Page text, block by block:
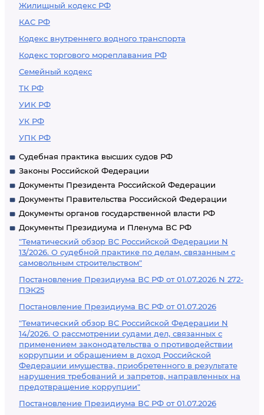
Жилищный кодекс РФ
КАС РФ
Кодекс внутреннего водного транспорта
Кодекс торгового мореплавания РФ
Семейный кодекс
ТК РФ
УИК РФ
УК РФ
УПК РФ
Судебная практика высших судов РФ
Законы Российской Федерации
Документы Президента Российской Федерации
Документы Правительства Российской Федерации
Документы органов государственной власти РФ
Документы Президиума и Пленума ВС РФ
"Тематический обзор ВС Российской Федерации N
13/2026. О судебной практике по делам, связанным с
самовольным строительством"
Постановление Президиума ВС РФ от 01.07.2026 N 272-
ПЭК25
Постановление Президиума ВС РФ от 01.07.2026
"Тематический обзор ВС Российской Федерации N
14/2026. О рассмотрении судами дел, связанных с
применением законодательства о противодействии
коррупции и обращением в доход Российской
Федерации имущества, приобретенного в результате
нарушения требований и запретов, направленных на
предотвращение коррупции"
Постановление Президиума ВС РФ от 01.07.2026